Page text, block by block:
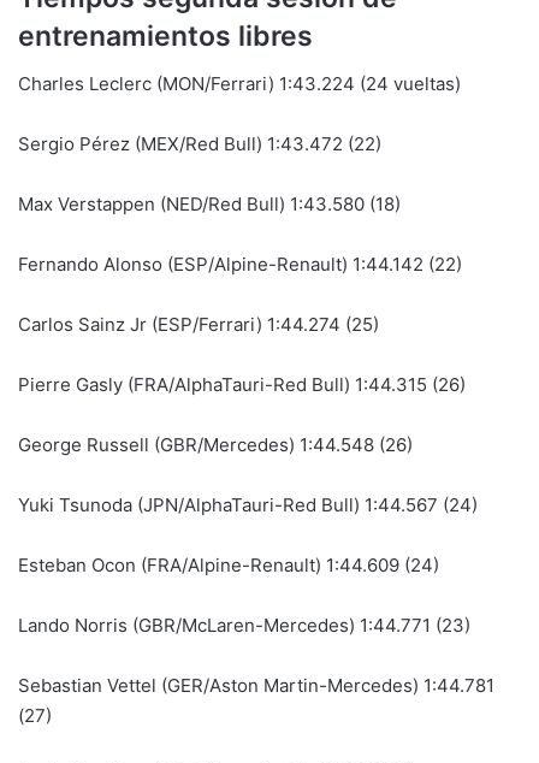
entrenamientos libres
Charles Leclerc (MON/Ferrari) 1:43.224 (24 vueltas)
Sergio Pérez (MEX/Red Bull) 1:43.472 (22)
Max Verstappen (NED/Red Bull) 1:43.580 (18)
Fernando Alonso (ESP/Alpine-Renault) 1:44.142 (22)
Carlos Sainz Jr (ESP/Ferrari) 1:44.274 (25)
Pierre Gasly (FRA/AlphaTauri-Red Bull) 1:44.315 (26)
George Russell (GBR/Mercedes) 1:44.548 (26)
Yuki Tsunoda (JPN/AlphaTauri-Red Bull) 1:44.567 (24)
Esteban Ocon (FRA/Alpine-Renault) 1:44.609 (24)
Lando Norris (GBR/McLaren-Mercedes) 1:44.771 (23)
Sebastian Vettel (GER/Aston Martin-Mercedes) 1:44.781
(27)